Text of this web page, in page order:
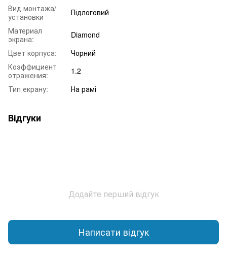
Вид монтажа/
установки
Підлоговий
Материал
экрана:
Diamond
Цвет корпуса:
Чорний
Коэффициент
отражения:
1.2
Тип екрану:
На рамі
Відгуки
Додайте перший відгук
Написати відгук